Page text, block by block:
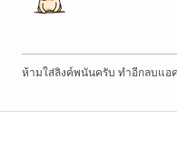
ห้ามใส่ลิงค์พนันครับ ทำอีกลบแอ